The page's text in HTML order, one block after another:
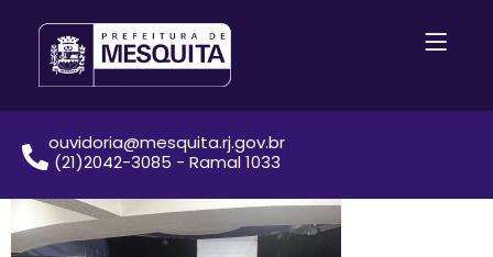
ouvidoria@mesquita.rj.gov.br
(21)2042-3085 - Ramal 1033